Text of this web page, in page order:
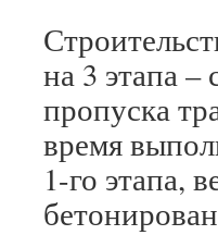
на 3 этапа
пропуска
время
1-го этапа,